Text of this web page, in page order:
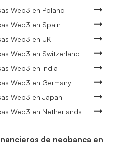
Web3 en Poland
Web3 en Spain
Web3 en UK
Web3 en Switzerland
Web3 en India
Web3 en Germany
Web3 en Japan
Web3 en Netherlands
de neobanca en